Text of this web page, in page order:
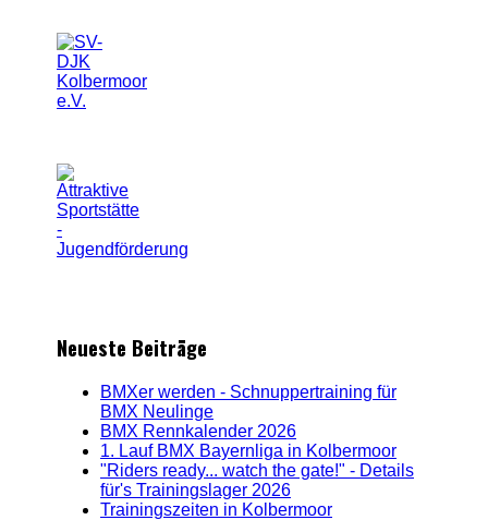
Neueste Beiträge
BMXer werden - Schnuppertraining für
BMX Neulinge
BMX Rennkalender 2026
1. Lauf BMX Bayernliga in Kolbermoor
"Riders ready... watch the gate!" - Details
für's Trainingslager 2026
Trainingszeiten in Kolbermoor